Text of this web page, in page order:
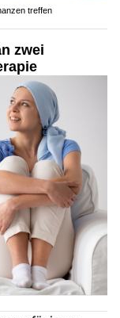
treffen
zwei